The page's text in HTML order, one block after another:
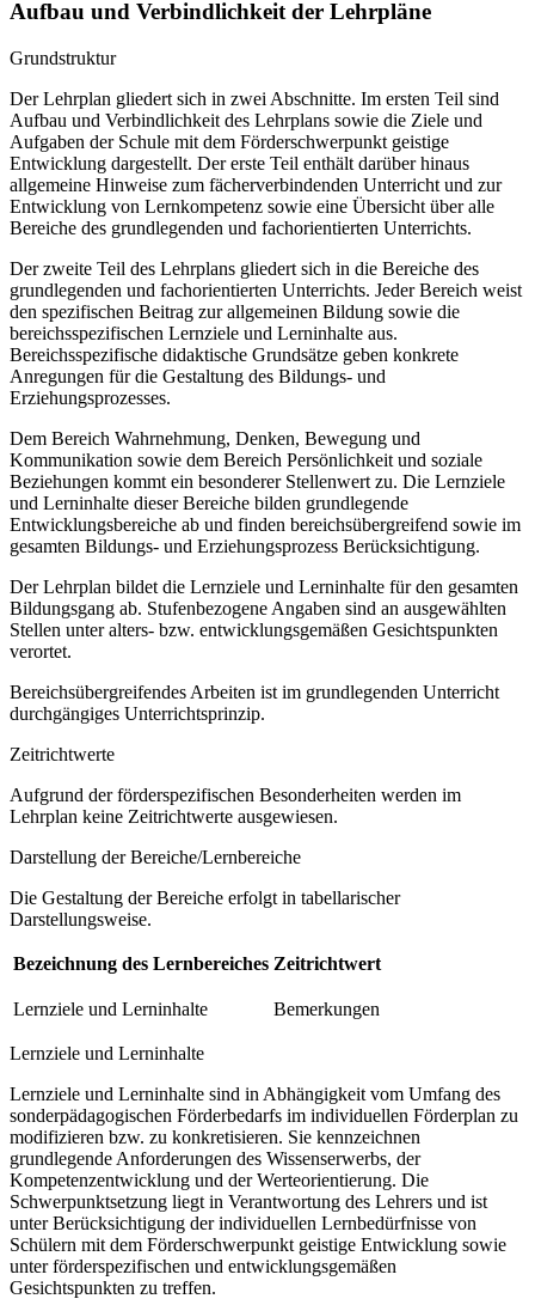
Aufbau und Verbindlichkeit der Lehrpläne
Grundstruktur
Der Lehrplan gliedert sich in zwei Abschnitte. Im ersten Teil sind
Aufbau und Verbindlichkeit des Lehrplans sowie die Ziele und
Aufgaben der Schule mit dem Förderschwerpunkt geistige
Entwicklung dargestellt. Der erste Teil enthält darüber hinaus
allgemeine Hinweise zum fächerverbindenden Unterricht und zur
Entwicklung von Lernkompetenz sowie eine Übersicht über alle
Bereiche des grundlegenden und fachorientierten Unterrichts.
Der zweite Teil des Lehrplans gliedert sich in die Bereiche des
grundlegenden und fachorientierten Unterrichts. Jeder Bereich weist
den spezifischen Beitrag zur allgemeinen Bildung sowie die
bereichsspezifischen Lernziele und Lerninhalte aus.
Bereichsspezifische didaktische Grundsätze geben konkrete
Anregungen für die Gestaltung des Bildungs- und
Erziehungsprozesses.
Dem Bereich Wahrnehmung, Denken, Bewegung und
Kommunikation sowie dem Bereich Persönlichkeit und soziale
Beziehungen kommt ein besonderer Stellenwert zu. Die Lernziele
und Lerninhalte dieser Bereiche bilden grundlegende
Entwicklungsbereiche ab und finden bereichsübergreifend sowie im
gesamten Bildungs- und Erziehungsprozess Berücksichtigung.
Der Lehrplan bildet die Lernziele und Lerninhalte für den gesamten
Bildungsgang ab. Stufenbezogene Angaben sind an ausgewählten
Stellen unter alters- bzw. entwicklungsgemäßen Gesichtspunkten
verortet.
Bereichsübergreifendes Arbeiten ist im grundlegenden Unterricht
durchgängiges Unterrichtsprinzip.
Zeitrichtwerte
Aufgrund der förderspezifischen Besonderheiten werden im
Lehrplan keine Zeitrichtwerte ausgewiesen.
Darstellung der Bereiche/Lernbereiche
Die Gestaltung der Bereiche erfolgt in tabellarischer
Darstellungsweise.
Bezeichnung des Lernbereiches Zeitrichtwert
Lernziele und Lerninhalte Bemerkungen
Lernziele und Lerninhalte
Lernziele und Lerninhalte sind in Abhängigkeit vom Umfang des
sonderpädagogischen Förderbedarfs im individuellen Förderplan zu
modifizieren bzw. zu konkretisieren. Sie kennzeichnen
grundlegende Anforderungen des Wissenserwerbs, der
Kompetenzentwicklung und der Werteorientierung. Die
Schwerpunktsetzung liegt in Verantwortung des Lehrers und ist
unter Berücksichtigung der individuellen Lernbedürfnisse von
Schülern mit dem Förderschwerpunkt geistige Entwicklung sowie
unter förderspezifischen und entwicklungsgemäßen
Gesichtspunkten zu treffen.